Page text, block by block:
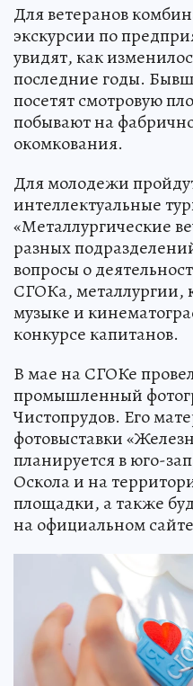
Для ветеранов
экскурсии по
увидят, как
последние годы.
посетят смотровую
побывают на
окомкования.
Для молодежи
интеллектуальные
«Металлургические
разных
вопросы о
СГОКа, металлургии,
музыке и
конкурсе капитанов.
В мае на СГОКе
промышленный
Чистопрудов. Его
фотовыставки
планируется в юго-
Оскола и на
площадки, а также
на официальном